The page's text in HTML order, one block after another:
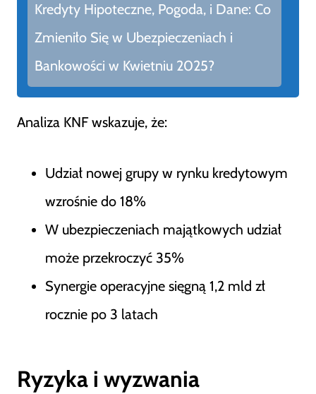
Kredyty Hipoteczne, Pogoda, i Dane: Co
Zmieniło Się w Ubezpieczeniach i
Bankowości w Kwietniu 2025?
Analiza KNF wskazuje, że:
Udział nowej grupy w rynku kredytowym
wzrośnie do 18%
W ubezpieczeniach majątkowych udział
może przekroczyć 35%
Synergie operacyjne sięgną 1,2 mld zł
rocznie po 3 latach
Ryzyka i wyzwania